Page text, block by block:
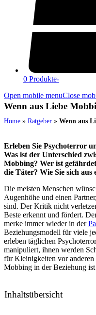
0 Produkte-
Open mobile menuClose
Wenn aus Liebe
Home » Ratgeber » Wenn aus
Erleben Sie Psychoterror
Was ist der Unterschied
Mobbing? Wer ist
die Täter? Wie Sie sich
Die meisten Menschen
Augenhöhe und einen
sind. Der Kritik nicht
Beste erkennt und fördert.
merke immer wieder in der
Beziehungsmodell für viele
erleben täglichen
manipuliert, ihnen werden
für Kleinigkeiten vor anderen
Mobbing in der Beziehung
Inhaltsübersicht